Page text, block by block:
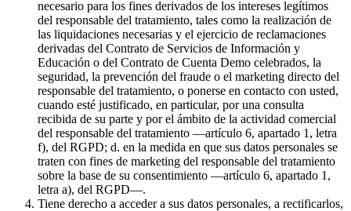
necesario para los fines derivados de los intereses legítimos
del responsable del tratamiento, tales como la realización de
las liquidaciones necesarias y el ejercicio de reclamaciones
derivadas del Contrato de Servicios de Información y
Educación o del Contrato de Cuenta Demo celebrados, la
seguridad, la prevención del fraude o el marketing directo del
responsable del tratamiento, o ponerse en contacto con usted,
cuando esté justificado, en particular, por una consulta
recibida de su parte y por el ámbito de la actividad comercial
del responsable del tratamiento —artículo 6, apartado 1, letra
f), del RGPD; d. en la medida en que sus datos personales se
traten con fines de marketing del responsable del tratamiento
sobre la base de su consentimiento —artículo 6, apartado 1,
letra a), del RGPD—.
Tiene derecho a acceder a sus datos personales, a rectificarlos,